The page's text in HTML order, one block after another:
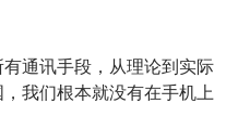
通讯手段，从理论到实际
我们根本就没有在手机上